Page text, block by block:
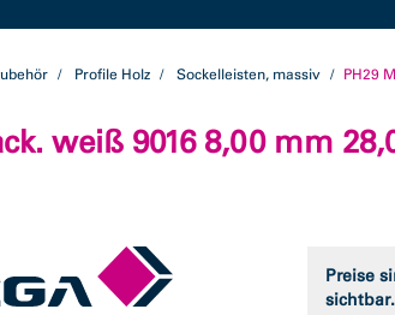
Profile Holz Sockelleisten, massiv PH29
weiß 9016 8,00 mm
Preise
sichtbar.